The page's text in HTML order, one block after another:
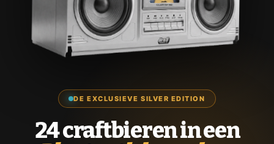
DE EXCLUSIEVE SILVER EDITION
24 craftbieren in een